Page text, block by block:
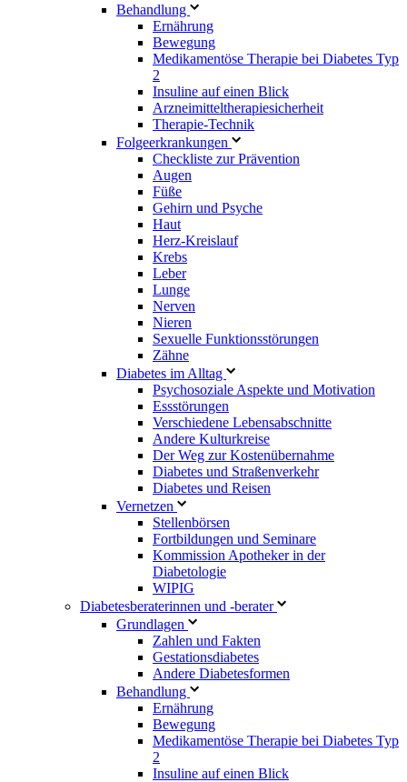
Behandlung
Ernährung
Bewegung
Medikamentöse Therapie bei Diabetes Typ
2
Insuline auf einen Blick
Arzneimitteltherapie­sicherheit
Therapie-Technik
Fol­ge­er­kran­kun­gen
Checkliste zur Prävention
Augen
Füße
Gehirn und Psyche
Haut
Herz-Kreislauf
Krebs
Leber
Lunge
Nerven
Nieren
Sexuelle Funktionsstörungen
Zähne
Diabetes im Alltag
Psychosoziale Aspekte und Motivation
Essstörungen
Verschiedene Lebensabschnitte
Andere Kulturkreise
Der Weg zur Kostenübernahme
Diabetes und Straßenverkehr
Diabetes und Reisen
Vernetzen
Stellenbörsen
Fortbildungen und Seminare
Kommission Apotheker in der
Diabetologie
WIPIG
Diabetesberaterinnen und -berater
Grundlagen
Zahlen und Fakten
Gestationsdiabetes
Andere Diabetesformen
Behandlung
Ernährung
Bewegung
Medikamentöse Therapie bei Diabetes Typ
2
Insuline auf einen Blick